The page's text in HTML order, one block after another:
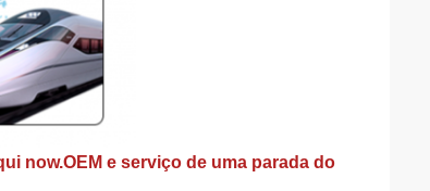
now.OEM e serviço de uma parada do